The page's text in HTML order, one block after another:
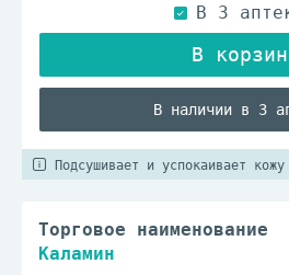
В наличии в 3
Подсушивает и успокаивает кожу
Торговое наименование
Каламин